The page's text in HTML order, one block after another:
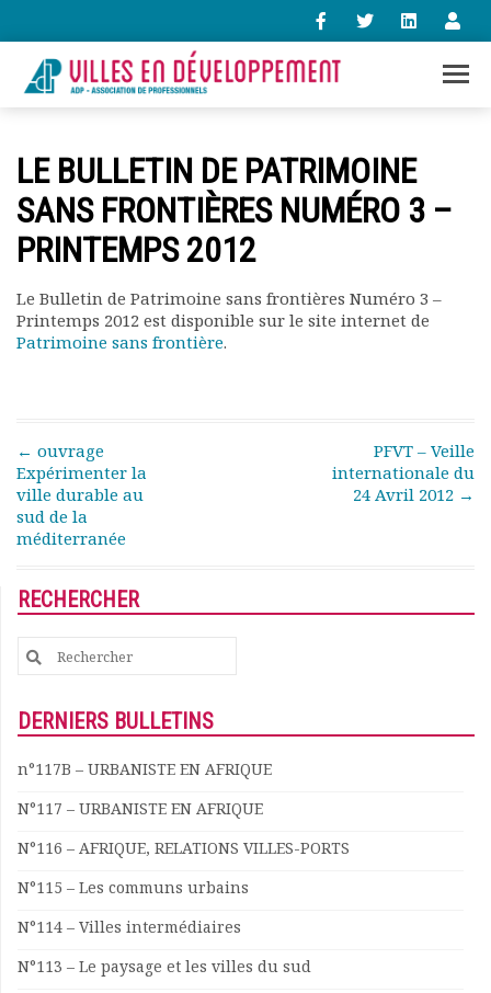
contact@villes-developpement.org
Accueil
Qui sommes-nous ?
Présentation vidéo
Le bureau
Assemblées générales
Comptes rendus mensuels
Rapports moraux
Rapports financiers
Le bulletin
Présentation du bulletin
Comité de rédaction
Bulletins Villes en
Kiosk
Ressources
Nos actions
Journées d’études
Nos partenaires
Publications et rapports
LE BULLETIN DE PATRIMOINE
SANS FRONTIÈRES NUMÉRO 3 –
PRINTEMPS 2012
Le Bulletin de Patrimoine sans frontières Numéro 3 –
Printemps 2012 est disponible sur le site internet de
Patrimoine sans frontière.
Post navigation
← ouvrage
Expérimenter la
ville durable au
sud de la
méditerranée
PFVT – Veille
internationale du
24 Avril 2012 →
RECHERCHER
Search
for:
DERNIERS BULLETINS
n°117B – URBANISTE EN AFRIQUE
N°117 – URBANISTE EN AFRIQUE
N°116 – AFRIQUE, RELATIONS VILLES-PORTS
N°115 – Les communs urbains
N°114 – Villes intermédiaires
N°113 – Le paysage et les villes du sud